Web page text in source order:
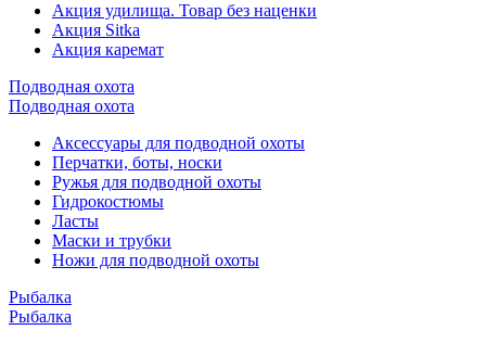
Акция удилища. Товар без наценки
Акция Sitka
Акция каремат
Подводная охота
Подводная охота
Аксессуары для подводной охоты
Перчатки, боты, носки
Ружья для подводной охоты
Гидрокостюмы
Ласты
Маски и трубки
Ножи для подводной охоты
Рыбалка
Рыбалка